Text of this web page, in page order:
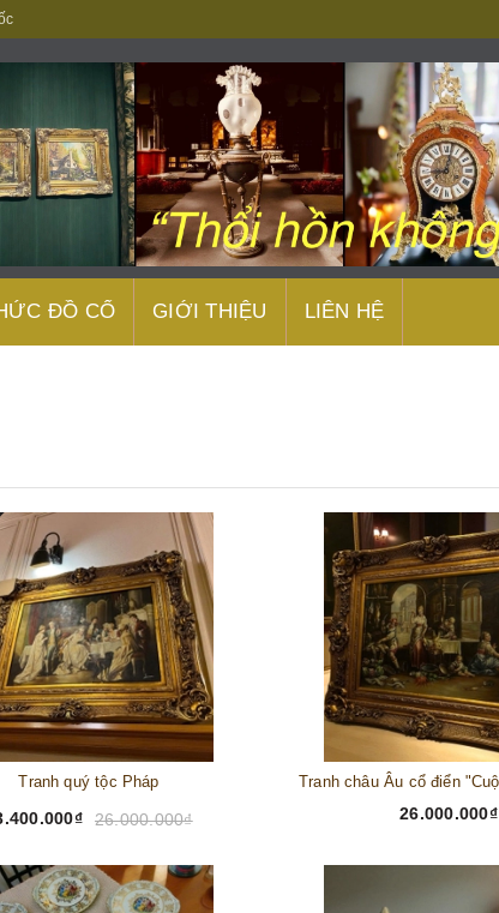
ĐỒ CỔ GIỚI THIỆU LIÊN HỆ
Tranh quý tộc Pháp
26.000.000₫ 26.000.000₫